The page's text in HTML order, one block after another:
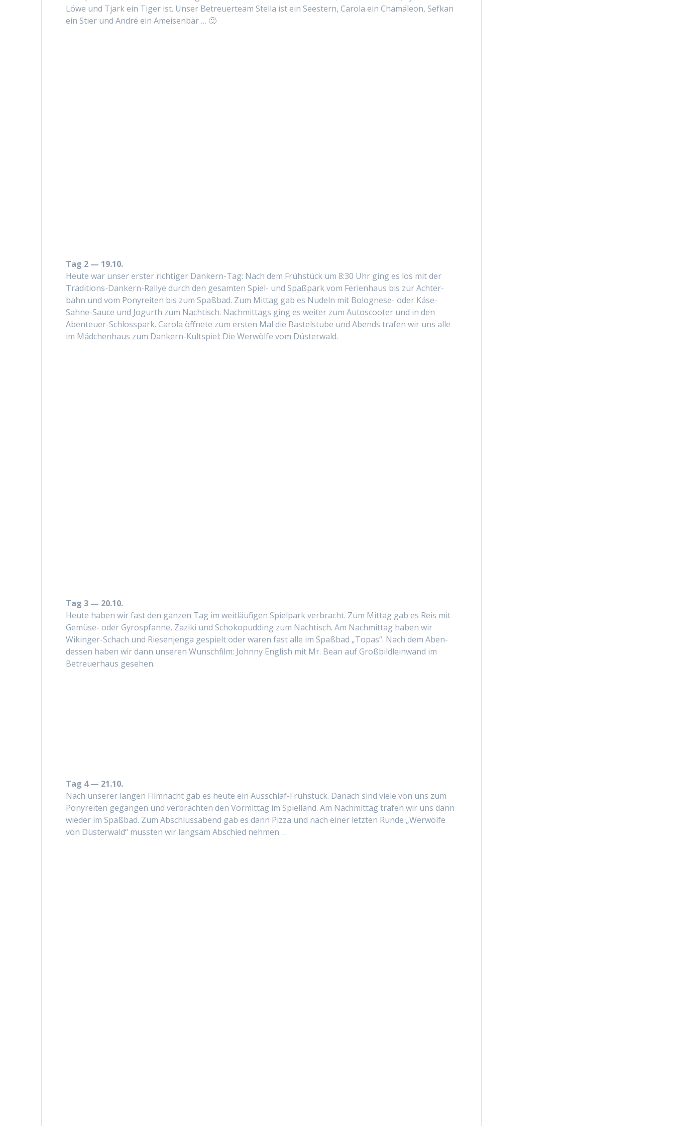
Löwe und Tjark ein Tiger ist. Unser Betreuerteam Stel­la ist ein Seestern, Car­o­la ein Chamäleon, Sefkan
ein Sti­er und André ein Ameisenbär … 🙂
Tag 2 — 19.10.
Heute war unser erster richtiger Dankern-Tag: Nach dem Früh­stück um 8:30 Uhr ging es los mit der
Tra­di­tions-Dankern-Ral­lye durch den gesamten Spiel- und Spaß­park vom Ferien­haus bis zur Achter­
bahn und vom Ponyre­it­en bis zum Spaßbad. Zum Mit­tag gab es Nudeln mit Bolog­nese- oder Käse-
Sahne-Sauce und Jogurth zum Nachtisch. Nach­mit­tags ging es weit­er zum Autoscoot­er und in den
Aben­teuer-Schloss­park. Car­o­la öffnete zum ersten Mal die Bas­tel­stube und Abends trafen wir uns alle
im Mäd­chen­haus zum Dankern-Kult­spiel: Die Wer­wölfe vom Düsterwald.
Tag 3 — 20.10.
Heute haben wir fast den ganzen Tag im weitläu­fi­gen Spiel­park ver­bracht. Zum Mit­tag gab es Reis mit
Gemüse- oder Gyrosp­fanne, Zazi­ki und Schokop­ud­ding zum Nachtisch. Am Nach­mit­tag haben wir
Wikinger-Schach und Riesen­jen­ga gespielt oder waren fast alle im Spaßbad „Topas“. Nach dem Aben­
dessen haben wir dann unseren Wun­schfilm: John­ny Eng­lish mit Mr. Bean auf Groß­bildlein­wand im
Betreuer­haus gesehen.
Tag 4 — 21.10.
Nach unser­er lan­gen Film­nacht gab es heute ein Auss­chlaf-Früh­stück. Danach sind viele von uns zum
Ponyre­it­en gegan­gen und ver­bracht­en den Vor­mit­tag im Spiel­land. Am Nach­mit­tag trafen wir uns dann
wieder im Spaßbad. Zum Abschlussabend gab es dann Piz­za und nach ein­er let­zten Runde „Wer­wölfe
von Düster­wald“ mussten wir langsam Abschied nehmen …